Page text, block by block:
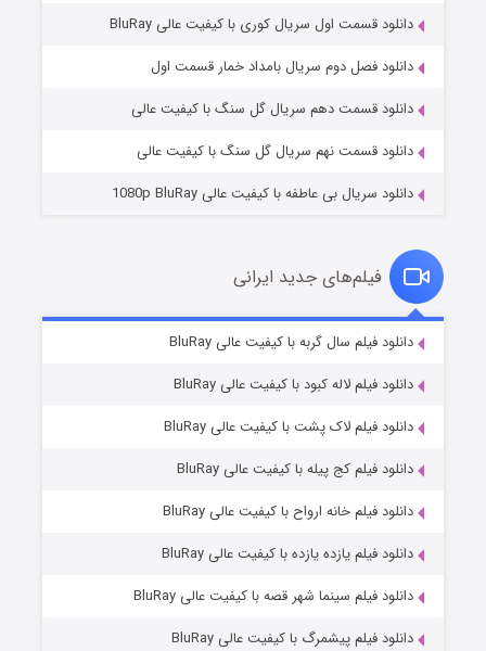
مردگان متحرک: شهر مرده ۳
قسمت۲ (زیرنویس) منتشر شد
قسمت۷ (زیرنویس) منتشر شد
دانلود قسمت اول سریال کوری با کیفیت عالی BluRay
دانلود فصل دوم سریال بامداد خمار قسمت اول
دانلود قسمت دهم سریال گل سنگ با کیفیت عالی
دانلود قسمت نهم سریال گل سنگ با کیفیت عالی
دانلود سریال بی عاطفه با کیفیت عالی 1080p BluRay
فیلم‌های جدید ایرانی
دانلود فیلم سال گربه با کیفیت عالی BluRay
دانلود فیلم لاله کبود با کیفیت عالی BluRay
دانلود فیلم لاک پشت با کیفیت عالی BluRay
دانلود فیلم کج‌ پیله با کیفیت عالی BluRay
دانلود فیلم خانه ارواح با کیفیت عالی BluRay
دانلود فیلم یازده یازده با کیفیت عالی BluRay
دانلود فیلم سینما شهر قصه با کیفیت عالی BluRay
دانلود فیلم پیشمرگ با کیفیت عالی BluRay